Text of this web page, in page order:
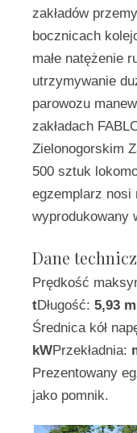
zakładów
bocznicach
małe natężenie
utrzymywanie
parowozu
zakładach
Zielonogorskim
500 sztuk
egzemplarz nosi
wyprodukowany
Dane
Prędkość
tDługość: 5,93 m
Średnica kół
kWPrzekładnia:
Prezentowany
jako pomnik.